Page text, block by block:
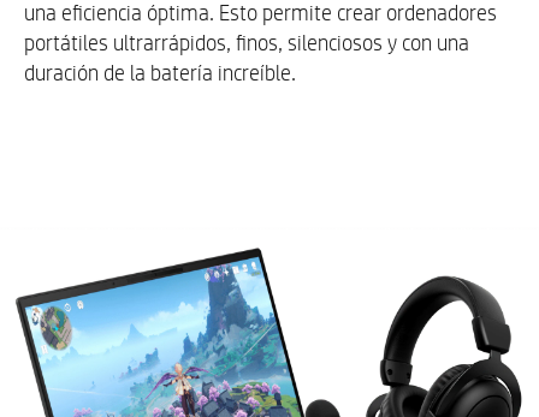
una eficiencia óptima. Esto permite crear ordenadores
portátiles ultrarrápidos, finos, silenciosos y con una
duración de la batería increíble.